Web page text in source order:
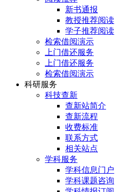
新书通报
教授推荐阅读
学子推荐阅读
检索借阅演示
上门借还服务
上门借还服务
检索借阅演示
科研服务
科技查新
查新站简介
查新流程
收费标准
联系方式
相关站点
学科服务
学科信息门户
学科课题咨询